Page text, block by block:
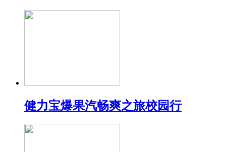
健力宝爆果汽畅爽之旅校园行